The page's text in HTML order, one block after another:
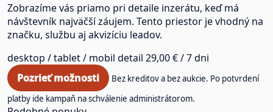
Zobrazíme vás priamo pri detaile inzerátu, keď má
návštevník najväčší záujem. Tento priestor je vhodný na
značku, službu aj akvizíciu leadov.
desktop / tablet / mobil detail 29,00 € / 7 dni
Pozrieť možnosti
Bez kreditov a bez aukcie. Po potvrdení
platby ide kampaň na schválenie administrátorom.